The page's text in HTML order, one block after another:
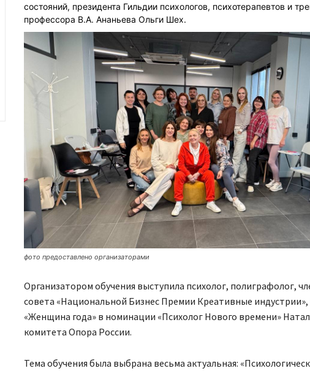
состояний, президента Гильдии психологов, психотерапевтов и
профессора В.А. Ананьева Ольги Шех.
фото предоставлено организаторами
Организатором обучения выступила психолог, полиграфолог,
совета «Национальной Бизнес Премии Креативные
«Женщина года» в номинации «Психолог Нового времени»
комитета Опора России.
Тема обучения была выбрана весьма актуальная: